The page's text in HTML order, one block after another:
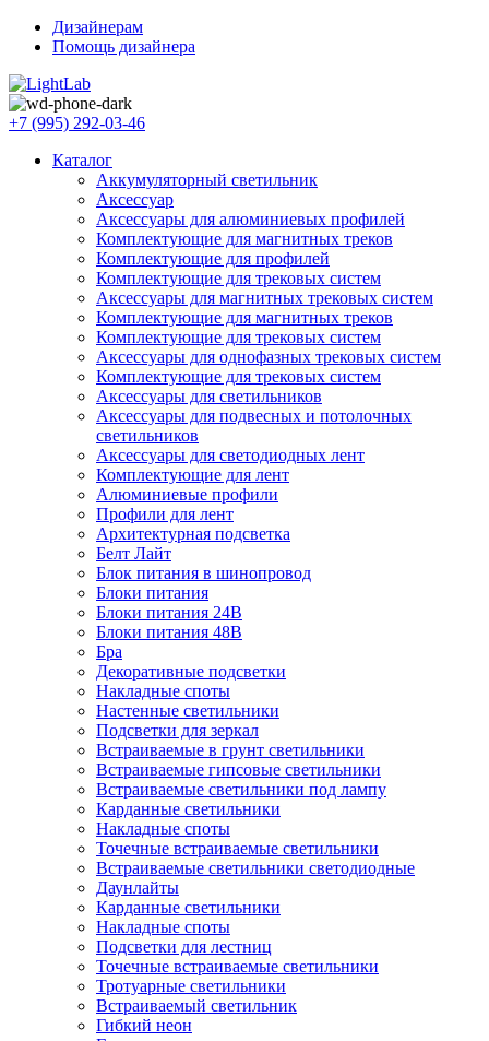
Дизайнерам
Помощь дизайнера
+7 (995) 292-03-46
Каталог
Аккумуляторный светильник
Аксессуар
Аксессуары для алюминиевых профилей
Комплектующие для магнитных треков
Комплектующие для профилей
Комплектующие для трековых систем
Аксессуары для магнитных трековых систем
Комплектующие для магнитных треков
Комплектующие для трековых систем
Аксессуары для однофазных трековых систем
Комплектующие для трековых систем
Аксессуары для светильников
Аксессуары для подвесных и потолочных
светильников
Аксессуары для светодиодных лент
Комплектующие для лент
Алюминиевые профили
Профили для лент
Архитектурная подсветка
Белт Лайт
Блок питания в шинопровод
Блоки питания
Блоки питания 24В
Блоки питания 48В
Бра
Декоративные подсветки
Накладные споты
Настенные светильники
Подсветки для зеркал
Встраиваемые в грунт светильники
Встраиваемые гипсовые светильники
Встраиваемые светильники под лампу
Карданные светильники
Накладные споты
Точечные встраиваемые светильники
Встраиваемые светильники светодиодные
Даунлайты
Карданные светильники
Накладные споты
Подсветки для лестниц
Точечные встраиваемые светильники
Тротуарные светильники
Встраиваемый светильник
Гибкий неон